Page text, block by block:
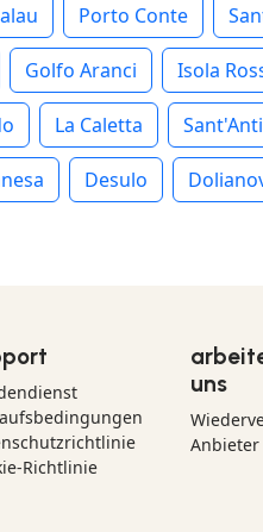
Porto Conte
Golfo Aranci Isola
La Caletta
Desulo
Richtlinie
uns
Anbieter